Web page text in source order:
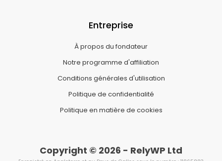
Entreprise
À propos du fondateur
Notre programme d'affiliation
Conditions générales d'utilisation
Politique de confidentialité
Politique en matière de cookies
Copyright © 2026 - RelyWP Ltd